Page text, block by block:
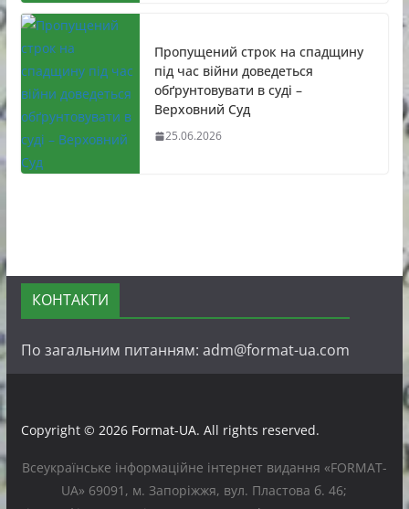
Пропущений строк на спадщину
під час війни доведеться
обґрунтовувати в суді –
Верховний Суд
25.06.2026
КОНТАКТИ
По загальним питанням: adm@format-ua.com
Copyright © 2026 Format-UA. All rights reserved.
Всеукраїнське інформаційне інтернет видання «FORMAT-
UA» 69091, м. Запоріжжя, вул. Пластова б. 46;